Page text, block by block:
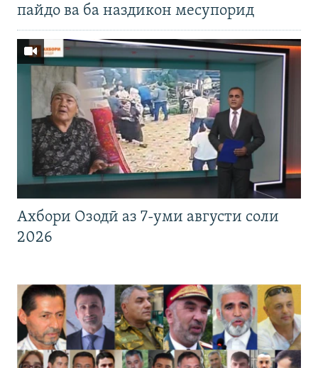
пайдо ва ба наздикон месупорид
Ахбори Озодӣ аз 7-уми августи соли
2026